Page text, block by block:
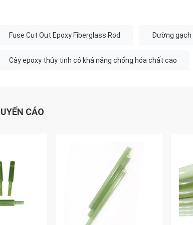
Fuse Cut Out Epoxy Fiberglass Rod Đường gạch
Cây epoxy thủy tinh có khả năng chống hóa chất cao
CÁO